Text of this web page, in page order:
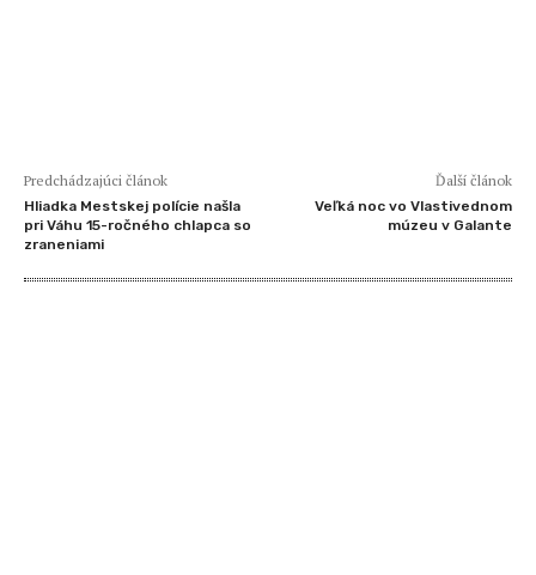
Predchádzajúci článok
Hliadka Mestskej polície našla
pri Váhu 15-ročného chlapca so
zraneniami
Ďalší článok
Veľká noc vo Vlastivednom
múzeu v Galante